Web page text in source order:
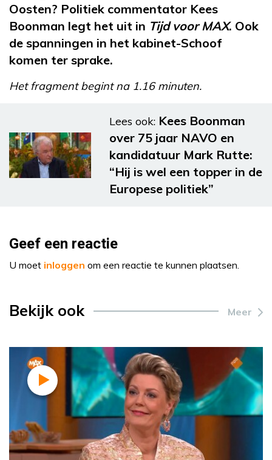
Oosten? Politiek commentator Kees
Boonman legt het uit in Tijd voor MAX. Ook
de spanningen in het kabinet-Schoof
komen ter sprake.
Het fragment begint na 1.16 minuten.
Lees ook: Kees Boonman
over 75 jaar NAVO en
kandidatuur Mark Rutte:
“Hij is wel een topper in de
Europese politiek”
Geef een reactie
U moet inloggen om een reactie te kunnen plaatsen.
Bekijk ook Meer